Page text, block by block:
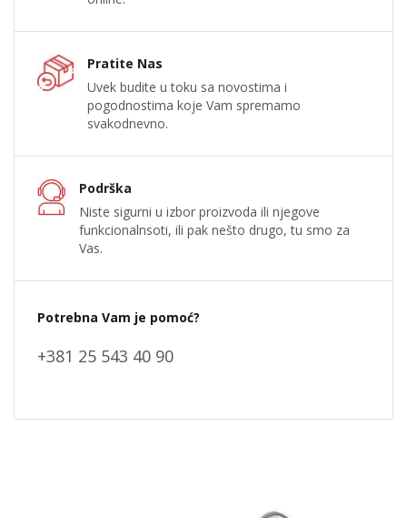
Pratite Nas
Uvek budite u toku sa novostima i
pogodnostima koje Vam spremamo
svakodnevno.
Podrška
Niste sigurni u izbor proizvoda ili njegove
funkcionalnsoti, ili pak nešto drugo, tu smo za
Vas.
Potrebna Vam je pomoć?
+381 25 543 40 90